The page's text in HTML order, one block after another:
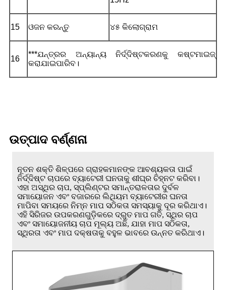
15 ଓଜନ କରନ୍ତୁ ୪୫ କିଲୋଗ୍ରାମ
16
***ଯନ୍ତ୍ରର ଅନ୍ୟାନ୍ୟ ନିର୍ଦ୍ଦିଷ୍ଟକରଣକୁ କଷ୍ଟମାଇଜ୍
କରାଯାଇପାରିବ।
ଉତ୍ପାଦ ବର୍ଣ୍ଣନା
ନୂତନ ଶକ୍ତି ଶିଳ୍ପରେ ଗ୍ରାହକମାନଙ୍କ ଆବଶ୍ୟକତା ପାଇଁ
ନିର୍ଦ୍ଦିଷ୍ଟ ଚାପରେ ବ୍ୟାଟେରୀ ଘନତାକୁ ଶୀଘ୍ର ଚିହ୍ନଟ କରିବା।
ଏହା ଅସ୍ଥିର ଚାପ, ସ୍ପ୍ଲିଣ୍ଟର ସମାନ୍ତରାଳତାର ଦୁର୍ବଳ
ସମାୟୋଜନ ଏବଂ ବଜାରରେ ଲିଥିୟମ ବ୍ୟାଟେରୀର ଘନତା
ମାପିବା ସମୟରେ ନିମ୍ନ ମାପ ସଠିକତା ସମସ୍ୟାକୁ ଦୂର କରିଥାଏ।
ଏହି ସିରିଜର ଉପକରଣଗୁଡ଼ିକରେ ଦ୍ରୁତ ମାପ ଗତି, ସ୍ଥିର ଚାପ
ଏବଂ ସମାୟୋଜନୀୟ ଚାପ ମୂଲ୍ୟ ଅଛି, ଯାହା ମାପ ସଠିକତା,
ସ୍ଥିରତା ଏବଂ ମାପ ଦକ୍ଷତାକୁ ବହୁଳ ଭାବରେ ଉନ୍ନତ କରିଥାଏ।